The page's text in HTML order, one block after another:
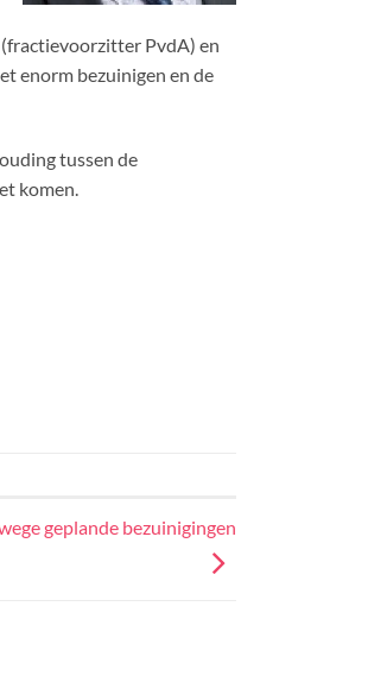
(fractievoorzitter PvdA) en
enorm bezuinigen en de
tussen de
komen.
geplande bezuinigingen